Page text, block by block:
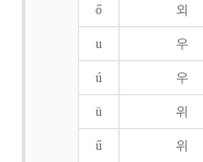
ő 외
u 우
ú 우
ü 위
ű 위